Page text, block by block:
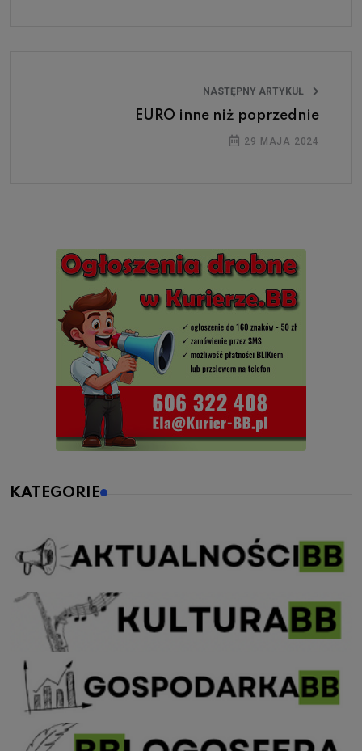
NASTĘPNY ARTYKUŁ
EURO inne niż poprzednie
29 MAJA 2024
KATEGORIE